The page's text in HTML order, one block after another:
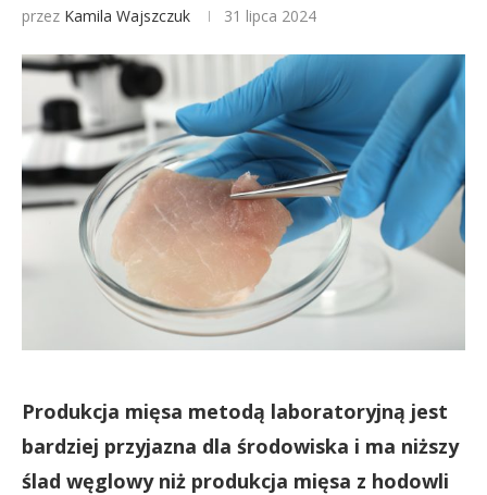
przez Kamila Wajszczuk 31 lipca 2024
Produkcja mięsa metodą laboratoryjną jest
bardziej przyjazna dla środowiska i ma niższy
ślad węglowy niż produkcja mięsa z hodowli